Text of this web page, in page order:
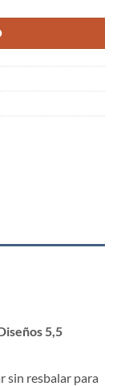
5,5
sin resbalar para